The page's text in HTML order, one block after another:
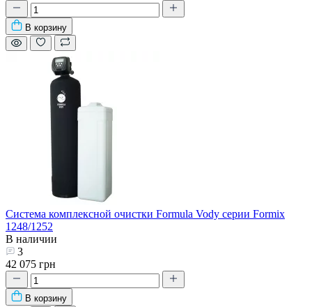
В корзину
Система комплексной очистки Formula Vody серии Formix
1248/1252
В наличии
3
42 075 грн
В корзину